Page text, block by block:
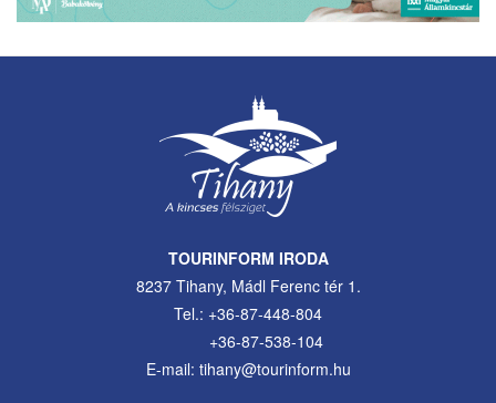
TOURINFORM IRODA
8237 Tihany, Mádl Ferenc tér 1.
Tel.: +36-87-448-804
+36-87-538-104
E-mail: tihany@tourinform.hu